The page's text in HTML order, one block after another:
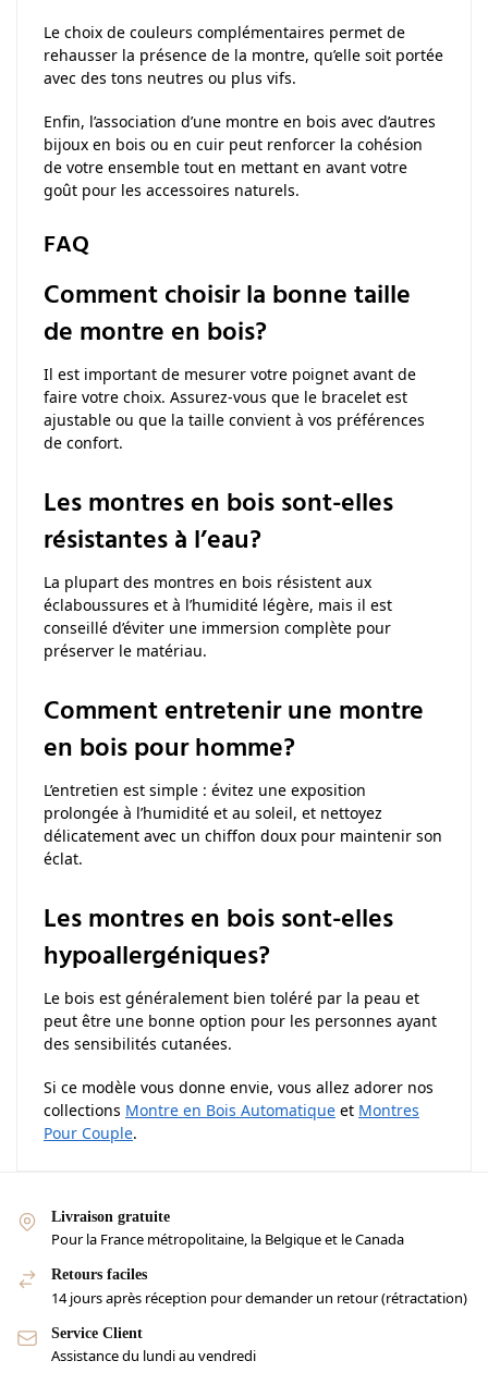
Le choix de couleurs complémentaires permet de
rehausser la présence de la montre, qu’elle soit portée
avec des tons neutres ou plus vifs.
Enfin, l’association d’une montre en bois avec d’autres
bijoux en bois ou en cuir peut renforcer la cohésion
de votre ensemble tout en mettant en avant votre
goût pour les accessoires naturels.
FAQ
Comment choisir la bonne taille
de montre en bois?
Il est important de mesurer votre poignet avant de
faire votre choix. Assurez-vous que le bracelet est
ajustable ou que la taille convient à vos préférences
de confort.
Les montres en bois sont-elles
résistantes à l’eau?
La plupart des montres en bois résistent aux
éclaboussures et à l’humidité légère, mais il est
conseillé d’éviter une immersion complète pour
préserver le matériau.
Comment entretenir une montre
en bois pour homme?
L’entretien est simple : évitez une exposition
prolongée à l’humidité et au soleil, et nettoyez
délicatement avec un chiffon doux pour maintenir son
éclat.
Les montres en bois sont-elles
hypoallergéniques?
Le bois est généralement bien toléré par la peau et
peut être une bonne option pour les personnes ayant
des sensibilités cutanées.
Si ce modèle vous donne envie, vous allez adorer nos
collections Montre en Bois Automatique et Montres
Pour Couple.
Livraison gratuite
Pour la France métropolitaine, la Belgique et le Canada
Retours faciles
14 jours après réception pour demander un retour (rétractation)
Service Client
Assistance du lundi au vendredi